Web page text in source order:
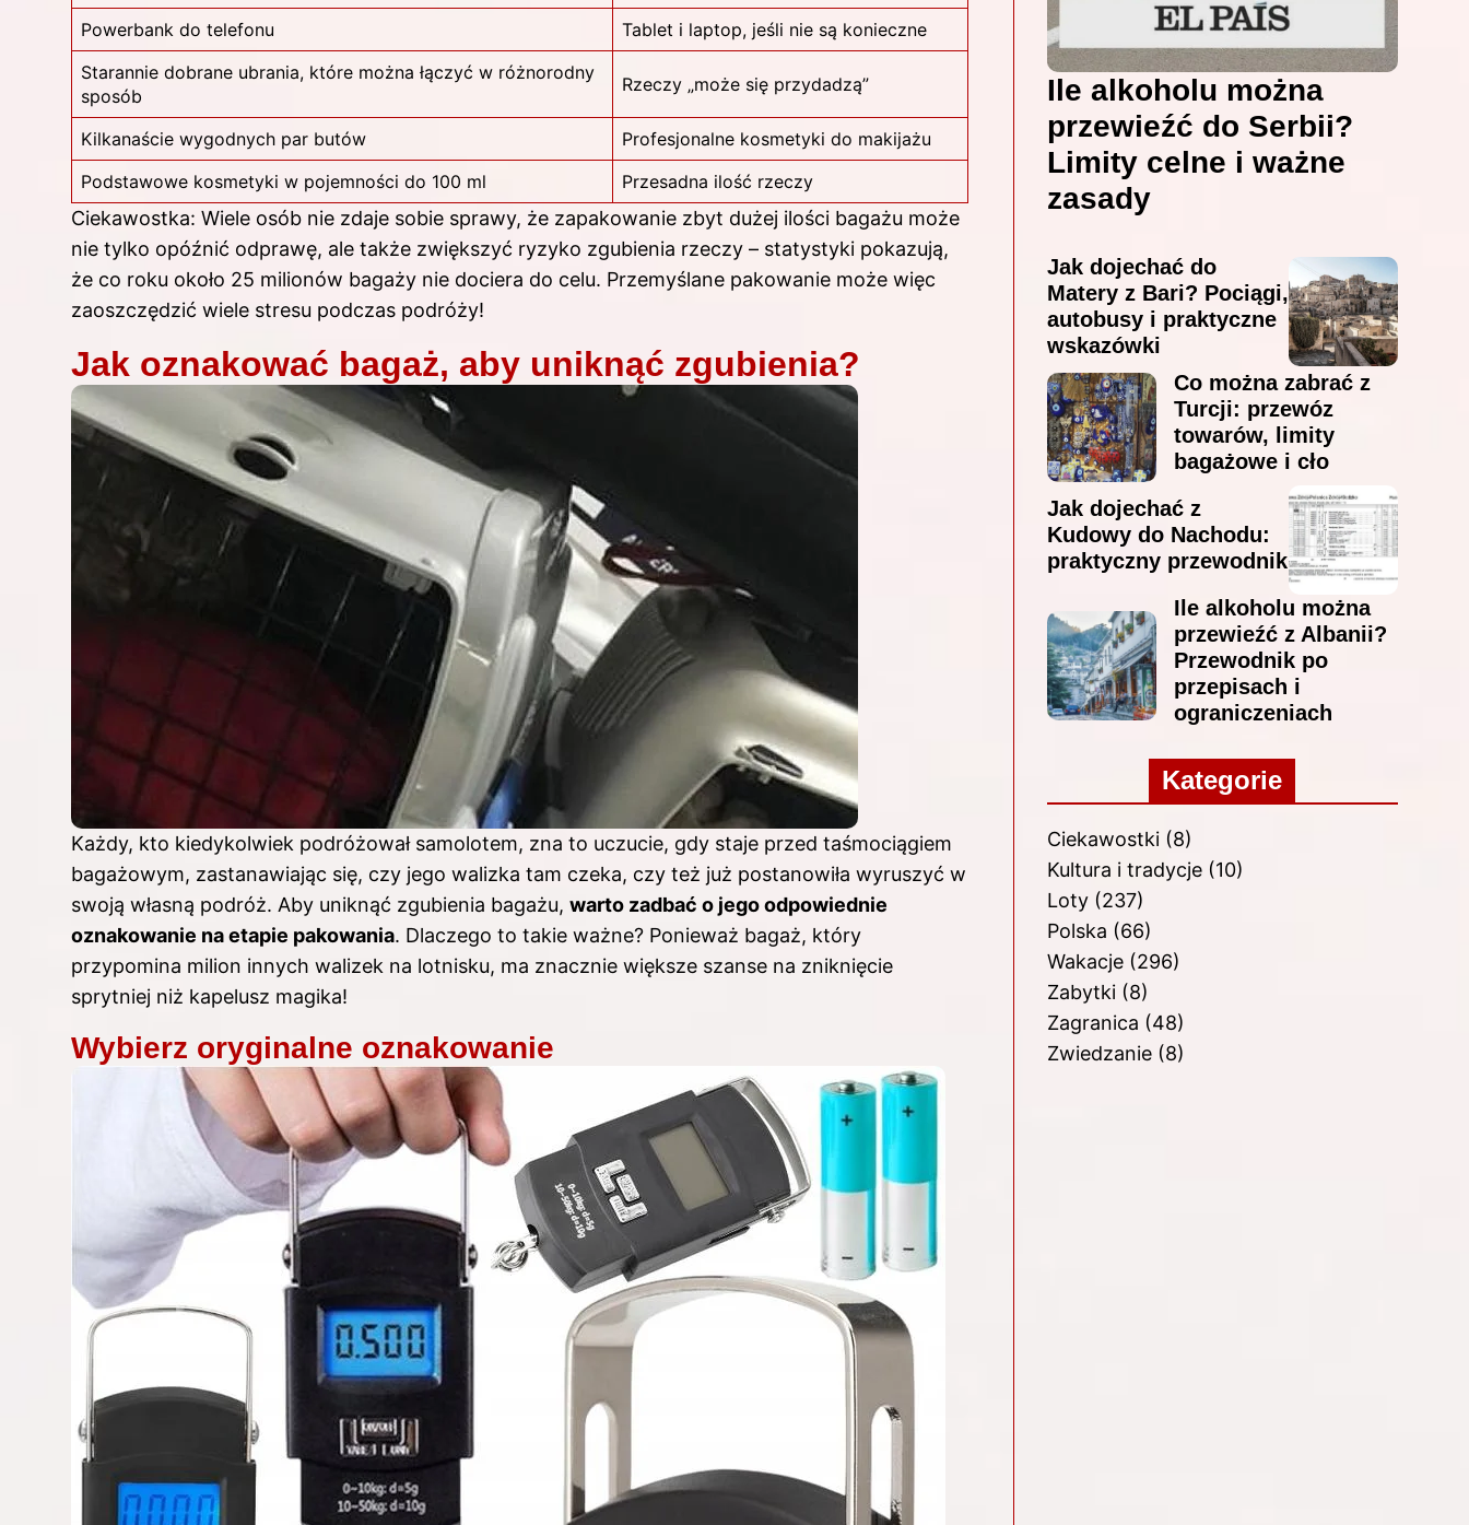
Powerbank do telefonu
Tablet i laptop, jeśli nie są konieczne
Starannie dobrane ubrania, które można łączyć w różnorodny
sposób
Rzeczy „może się przydadzą”
Kilkanaście wygodnych par butów
Profesjonalne kosmetyki do makijażu
Podstawowe kosmetyki w pojemności do 100 ml
Przesadna ilość rzeczy
Ciekawostka: Wiele osób nie zdaje sobie sprawy, że zapakowanie zbyt dużej ilości bagażu może
nie tylko opóźnić odprawę, ale także zwiększyć ryzyko zgubienia rzeczy – statystyki pokazują,
że co roku około 25 milionów bagaży nie dociera do celu. Przemyślane pakowanie może więc
zaoszczędzić wiele stresu podczas podróży!
Jak oznakować bagaż, aby uniknąć zgubienia?
Każdy, kto kiedykolwiek podróżował samolotem, zna to uczucie, gdy staje przed taśmociągiem
bagażowym, zastanawiając się, czy jego walizka tam czeka, czy też już postanowiła wyruszyć w
swoją własną podróż. Aby uniknąć zgubienia bagażu, warto zadbać o jego odpowiednie
oznakowanie na etapie pakowania. Dlaczego to takie ważne? Ponieważ bagaż, który
przypomina milion innych walizek na lotnisku, ma znacznie większe szanse na zniknięcie
sprytniej niż kapelusz magika!
Wybierz oryginalne oznakowanie
Ile alkoholu można
przewieźć do Serbii?
Limity celne i ważne
zasady
Jak dojechać do
Matery z Bari? Pociągi,
autobusy i praktyczne
wskazówki
Co można zabrać z
Turcji: przewóz
towarów, limity
bagażowe i cło
Jak dojechać z
Kudowy do Nachodu:
praktyczny przewodnik
Ile alkoholu można
przewieźć z Albanii?
Przewodnik po
przepisach i
ograniczeniach
Kategorie
Ciekawostki(8)
Kultura i tradycje(10)
Loty(237)
Polska (66)
Wakacje(296)
Zabytki(8)
Zagranica (48)
Zwiedzanie(8)